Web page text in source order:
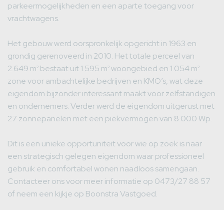
parkeermogelijkheden en een aparte toegang voor
vrachtwagens.
Het gebouw werd oorspronkelijk opgericht in 1963 en
grondig gerenoveerd in 2010. Het totale perceel van
2.649 m² bestaat uit 1.595 m² woongebied en 1.054 m²
zone voor ambachtelijke bedrijven en KMO’s, wat deze
eigendom bijzonder interessant maakt voor zelfstandigen
en ondernemers. Verder werd de eigendom uitgerust met
27 zonnepanelen met een piekvermogen van 8.000 Wp.
Dit is een unieke opportuniteit voor wie op zoek is naar
een strategisch gelegen eigendom waar professioneel
gebruik en comfortabel wonen naadloos samengaan.
Contacteer ons voor meer informatie op 0473/27 88 57
of neem een kijkje op Boonstra Vastgoed.